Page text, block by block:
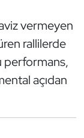
vermeyen
rallilerde
performans,
açıdan